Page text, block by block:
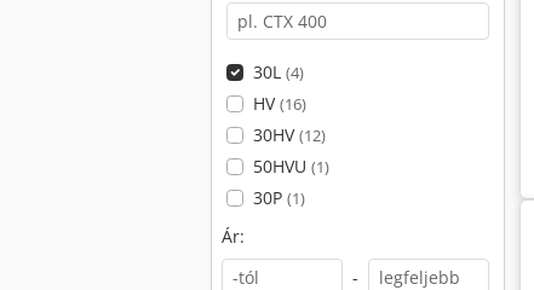
30L (4)
HV(16)
30HV(12)
50HVU (1)
30P (1)
Ár:
-